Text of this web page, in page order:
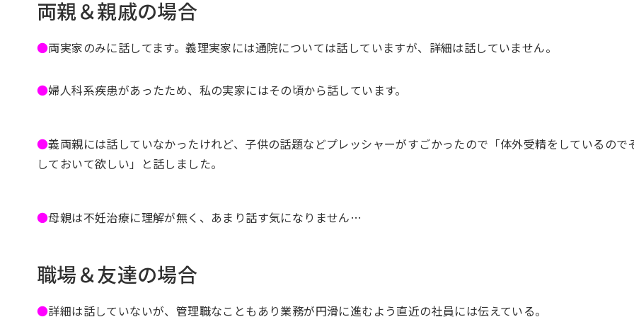
両親＆親戚の場合
●両実家のみに話してます。義理実家には通院については話していますが、詳細は話していません。
●婦人科系疾患があったため、私の実家にはその頃から話しています。
●義両親には話していなかったけれど、子供の話題などプレッシャーがすごかったので「体外受精をしているので
しておいて欲しい」と話しました。
●母親は不妊治療に理解が無く、あまり話す気になりません…
職場＆友達の場合
●詳細は話していないが、管理職なこともあり業務が円滑に進むよう直近の社員には伝えている。